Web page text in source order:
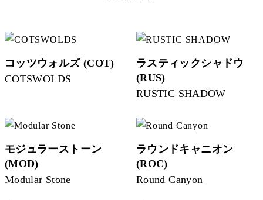
コッツウォルズ (COT)
COTSWOLDS
ラスティックシャドウ
(RUS)
RUSTIC SHADOW
モジュラーストーン
(MOD)
Modular Stone
ラウンドキャニオン
(ROC)
Round Canyon